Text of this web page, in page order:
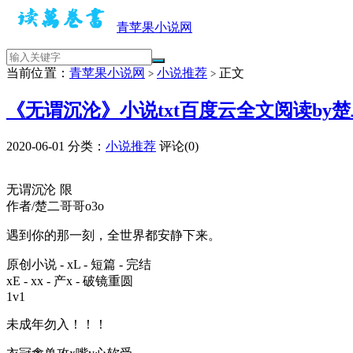
青苹果小说网
当前位置： 青苹果小说网 > 小说推荐 > 正文
《无谓沉沦》小说txt百度云全文阅读by
2020-06-01 分类： 小说推荐 评论(0)
无谓沉沦 限
作者/楚二哥哥o3o
遇到你的那一刻，全世界都安静下来。
原创小说 - xL - 短篇 - 完结
xE - xx - 产x - 破镜重圆
1v1
未成年勿入！！！